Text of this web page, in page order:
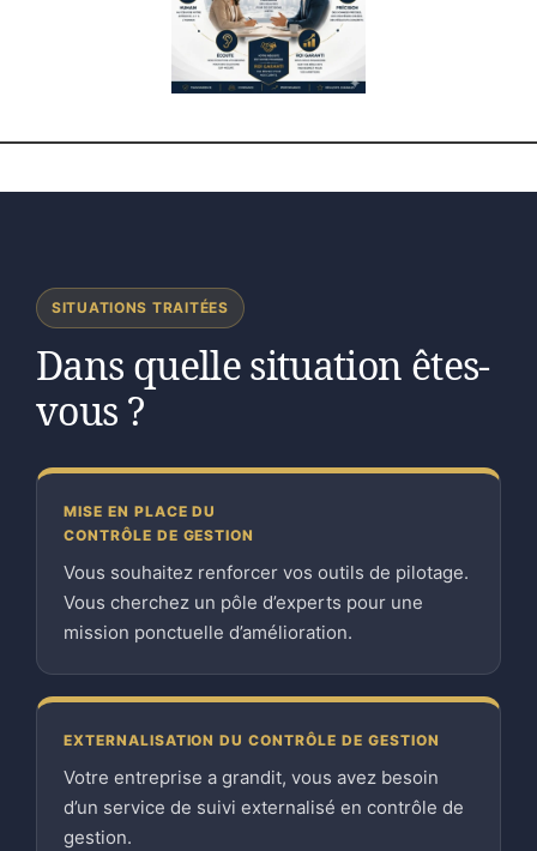
SITUATIONS TRAITÉES
Dans quelle situation êtes-
vous ?
MISE EN PLACE DU
CONTRÔLE DE GESTION
Vous souhaitez renforcer vos outils de pilotage.
Vous cherchez un pôle d’experts pour une
mission ponctuelle d’amélioration.
EXTERNALISATION DU CONTRÔLE DE GESTION
Votre entreprise a grandit, vous avez besoin
d’un service de suivi externalisé en contrôle de
gestion.